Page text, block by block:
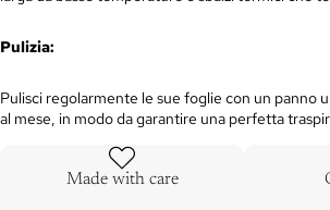
Pulizia:
Pulisci regolarmente le sue foglie con un panno
al mese, in modo da garantire una perfetta
Made with care